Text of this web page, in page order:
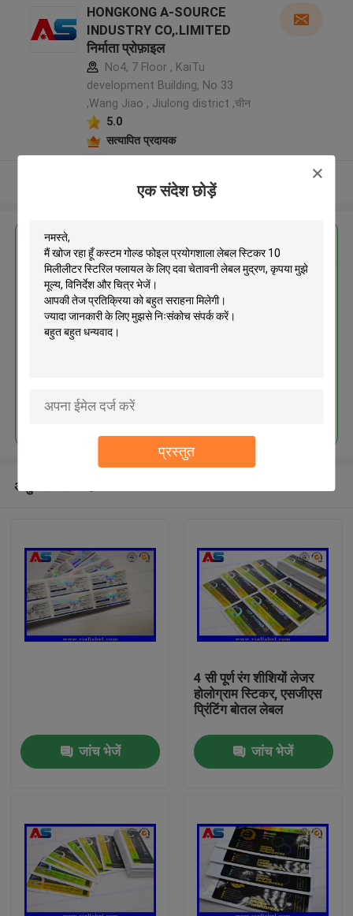
एक संदेश छोड़ें
प्रस्तुत
उत्पादों
हमारे बारे में
HONGKONG A-SOURCE
INDUSTRY CO,.LIMITED
निर्माता प्रोफ़ाइल
No4, 7 Floor , KaiTu
development Building, No 33
,Wang Jiao , Jiulong district ,चीन
5.0
सत्यापित प्रदायक
और देखो
सबसे उत्तम प्रतिदान प्राप्त करें
कस्टम गोल्ड फोइल प्रयोगशाला लेबल
स्टिकर 10 मिलीलीटर स्टिरिल फ्लायल के
लिए दवा चेतावनी लेबल मुद्रण
जारी रखें
अनुशंसित उत्पाद
जांच भेजें
4 सी पूर्ण रंग शीशियों लेजर
होलोग्राम स्टिकर, एसजीएस
प्रिंटिंग बोतल लेबल
जांच भेजें